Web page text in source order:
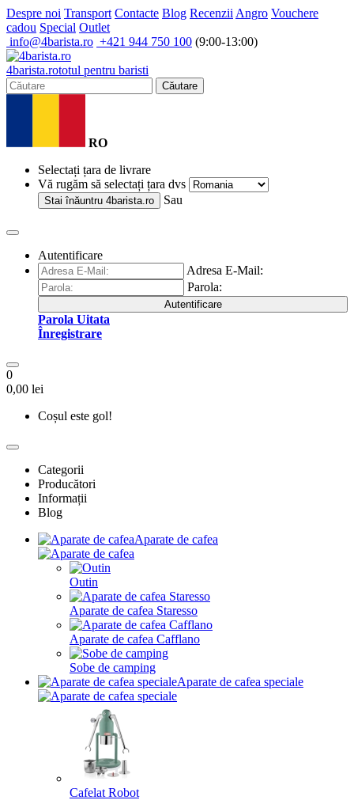
Despre noi Transport Contacte Blog Recenzii Angro Vouchere
cadou Special Outlet
info@4barista.ro +421 944 750 100 (9:00-13:00)
4barista.rototul pentru baristi
Căutare
RO
Selectați țara de livrare
Vă rugăm să selectați țara dvs
Stai înăuntru 4barista.ro Sau
Autentificare
Adresa E-Mail:
Parola:
Autentificare
Parola Uitata
Înregistrare
0
0,00 lei
Coșul este gol!
Categorii
Producători
Informații
Blog
Aparate de cafea
Outin
Aparate de cafea Staresso
Aparate de cafea Cafflano
Sobe de camping
Aparate de cafea speciale
Cafelat Robot